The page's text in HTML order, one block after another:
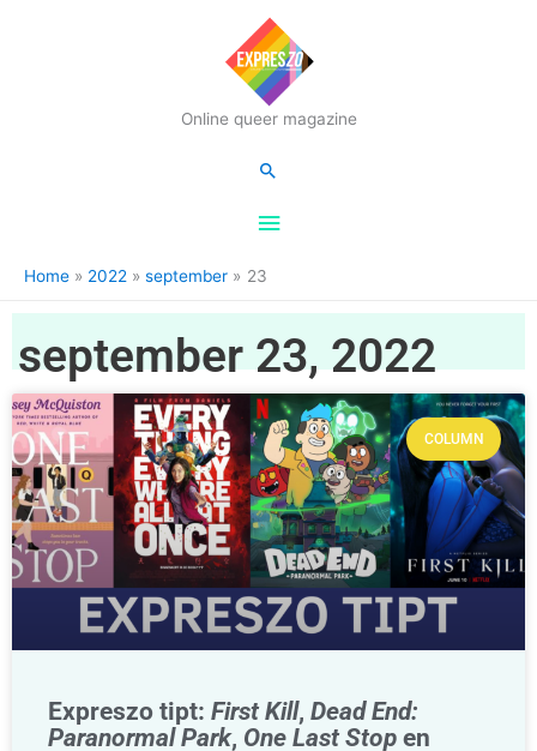
Online queer magazine
Hoofdmenu
Zoeken
Home 2022 september 23
september 23, 2022
COLUMN
Expreszo tipt: First Kill, Dead End:
Paranormal Park, One Last Stop en